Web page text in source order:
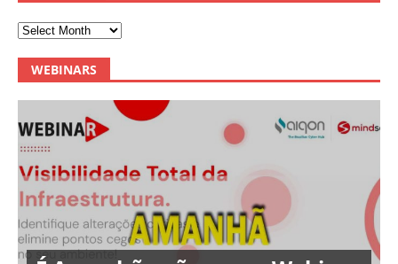
WEBINARS